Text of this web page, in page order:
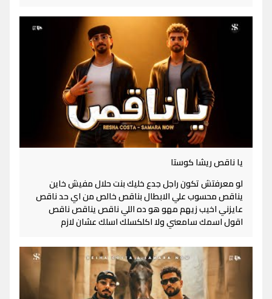
يا ناقص ريشا كوستا
لو معرفتش تكون راجل جدع خليك بنت حلال مفيش خاين
يناقص محسوب علي الابطال بناقص خالص من اي حد ناقص
عايزني اخيب زيهم مهو هو ده اللي ناقص يناقص ناقص
اقول اسمك سامعني ولا اكلكسلك اسلك عشان لازم